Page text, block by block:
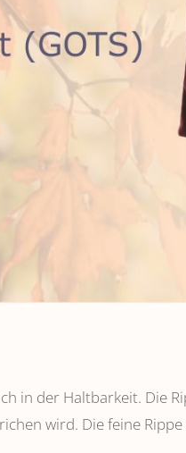
in der Haltbarkeit. Die
wird. Die feine